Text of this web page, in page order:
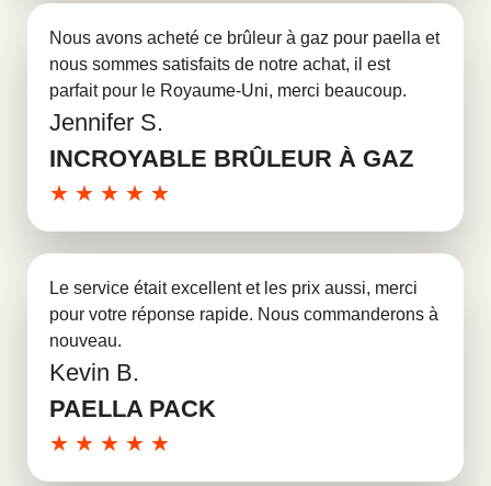
Nous avons acheté ce brûleur à gaz pour paella et
nous sommes satisfaits de notre achat, il est
parfait pour le Royaume-Uni, merci beaucoup.
Jennifer S.
INCROYABLE BRÛLEUR À GAZ
★ ★ ★ ★ ★
Le service était excellent et les prix aussi, merci
pour votre réponse rapide. Nous commanderons à
nouveau.
Kevin B.
PAELLA PACK
★ ★ ★ ★ ★